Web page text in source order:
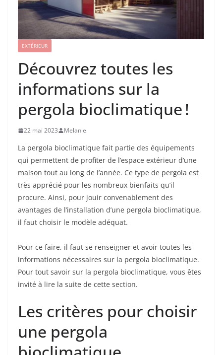
EXTÉRIEUR
Découvrez toutes les
informations sur la
pergola bioclimatique !
22 mai 2023 Melanie
La pergola bioclimatique fait partie des équipements
qui permettent de profiter de l’espace extérieur d’une
maison tout au long de l’année. Ce type de pergola est
très apprécié pour les nombreux bienfaits qu’il
procure. Ainsi, pour jouir convenablement des
avantages de l’installation d’une pergola bioclimatique,
il faut choisir le modèle adéquat.
Pour ce faire, il faut se renseigner et avoir toutes les
informations nécessaires sur la pergola bioclimatique.
Pour tout savoir sur la pergola bioclimatique, vous êtes
invité à lire la suite de cette section.
Les critères pour choisir
une pergola